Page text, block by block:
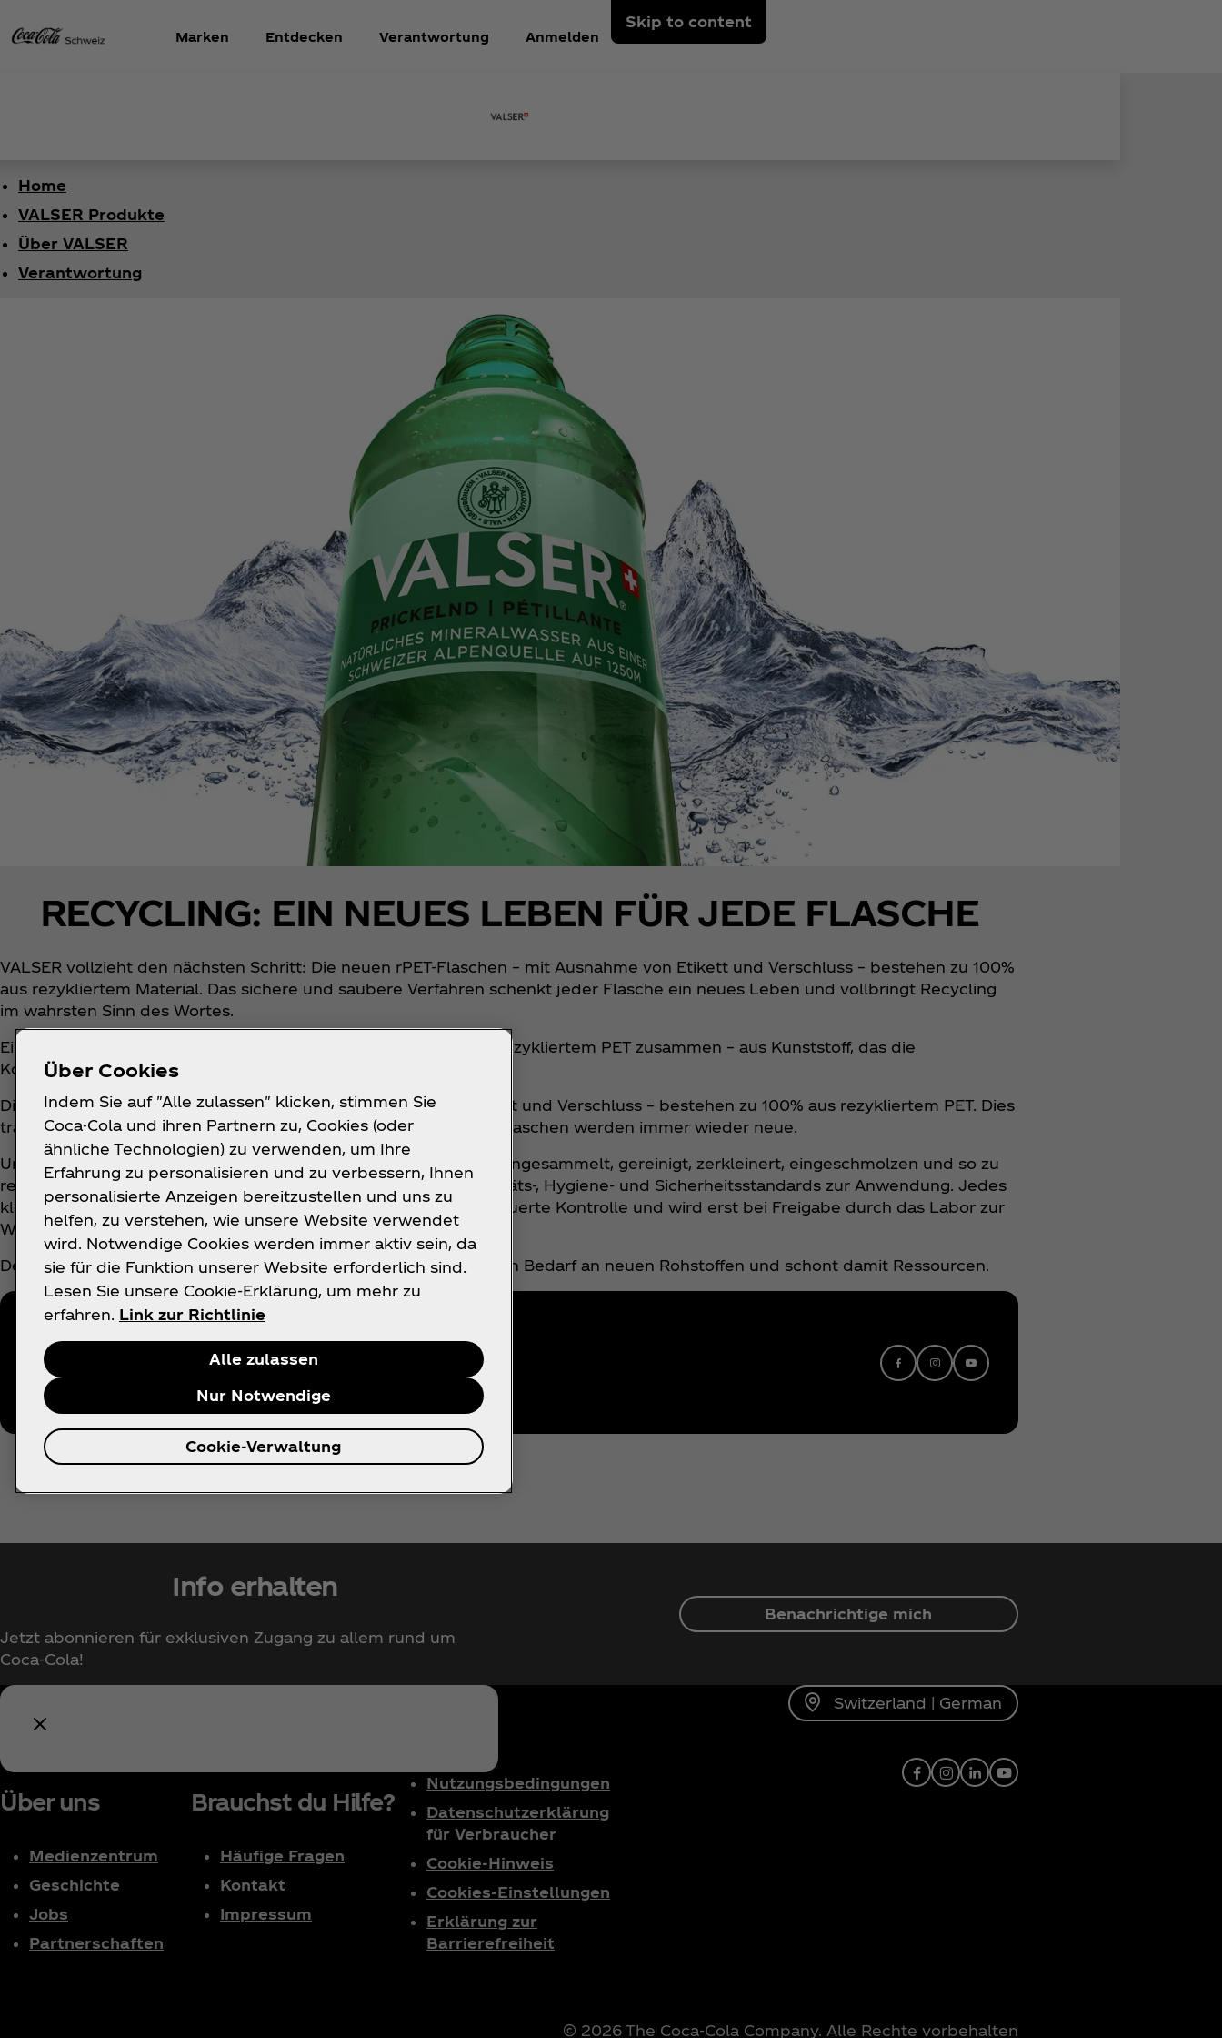
Skip to content
Marken Entdecken Verantwortung Anmelden
Home
VALSER Produkte
Über VALSER
Verantwortung
RECYCLING: EIN NEUES LEBEN FÜR JEDE FLASCHE
VALSER vollzieht den nächsten Schritt: Die neuen rPET-Flaschen – mit Ausnahme von Etikett und Verschluss – bestehen zu 100%
aus rezykliertem Material. Das sichere und saubere Verfahren schenkt jeder Flasche ein neues Leben und vollbringt Recycling
im wahrsten Sinn des Wortes.
Eine durchschnittliche PET-Getränkeflasche setzt sich aus 35% rezykliertem PET zusammen – aus Kunststoff, das die
Konsumenten gesammelt und dem Recycling zugeführt haben.
Die neuen rPET-Flaschen von VALSER – mit Ausnahme von Etikett und Verschluss – bestehen zu 100% aus rezykliertem PET. Dies
trägt dazu bei, den Flaschenkreislauf zu schliessen: Aus leeren Flaschen werden immer wieder neue.
Um das rPET-Material herzustellen, werden benutzte Flaschen eingesammelt, gereinigt, zerkleinert, eingeschmolzen und so zu
rezykliertem PET verarbeitet. Dabei kommen allerhöchste Qualitäts-, Hygiene- und Sicherheitsstandards zur Anwendung. Jedes
kleinste verwendete Stück Kunststoff durchläuft eine lasergesteuerte Kontrolle und wird erst bei Freigabe durch das Labor zur
Wiederverwendung freigegeben.
Der Nutzen der rPET-Flasche liegt auf der Hand: Sie reduziert den Bedarf an neuen Rohstoffen und schont damit Ressourcen.
Folge VALSER
Info erhalten
Jetzt abonnieren für exklusiven Zugang zu allem rund um
Coca‑Cola!
Benachrichtige mich
Switzerland | German
Über uns
Medienzentrum
Geschichte
Jobs
Partnerschaften
Brauchst du Hilfe?
Häufige Fragen
Kontakt
Impressum
Nutzungsbedingungen
Datenschutzerklärung
für Verbraucher
Cookie-Hinweis
Cookies-Einstellungen
Erklärung zur
Barrierefreiheit
Facebook
Instagram
Linkedin
Youtube
© 2026 The Coca‑Cola Company. Alle Rechte vorbehalten
Über Cookies
Indem Sie auf "Alle zulassen" klicken, stimmen Sie
Coca-Cola und ihren Partnern zu, Cookies (oder
ähnliche Technologien) zu verwenden, um Ihre
Erfahrung zu personalisieren und zu verbessern, Ihnen
personalisierte Anzeigen bereitzustellen und uns zu
helfen, zu verstehen, wie unsere Website verwendet
wird. Notwendige Cookies werden immer aktiv sein, da
sie für die Funktion unserer Website erforderlich sind.
Lesen Sie unsere Cookie-Erklärung, um mehr zu
erfahren. Link zur Richtlinie
Alle zulassen
Nur Notwendige
Cookie-Verwaltung